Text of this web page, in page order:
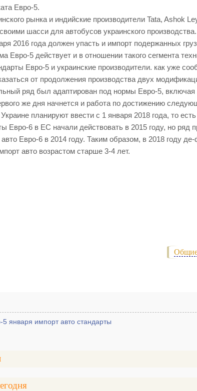
Евро-5.
рынка и индийские производители Tata, Ashok
шасси для автобусов украинского производства.
2016 года должен упасть и импорт подержанных
Евро-5 действует и в отношении такого сегмента
Евро-5 и украинские производители. как уже
от продолжения производства двух
ряд был адаптирован под нормы Евро-5,
же дня начнется и работа по достижению
планируют ввести с 1 января 2018 года, то
Евро-6 в ЕС начали действовать в 2015 году, но ряд
Евро-6 в 2014 году. Таким образом, в 2018 году
авто возрастом старше 3-4 лет.
5 января импорт авто стандарты